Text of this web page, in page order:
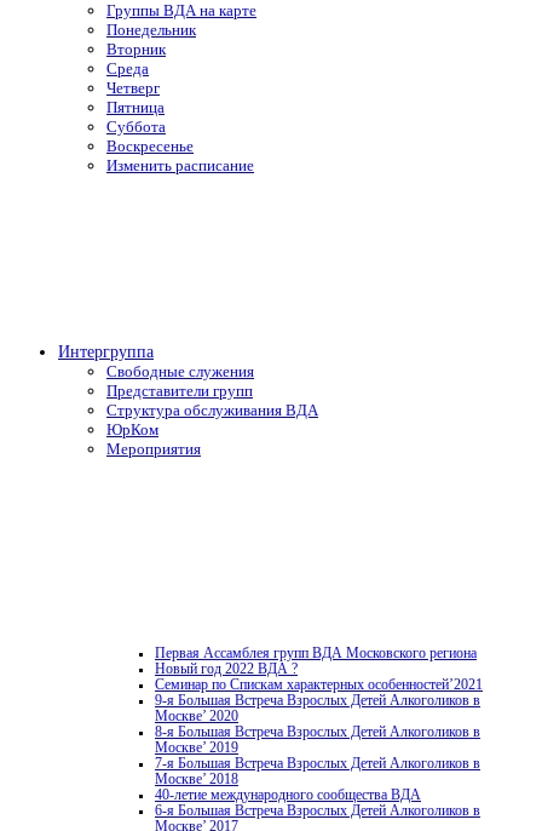
Группы ВДА на карте
Понедельник
Вторник
Среда
Четверг
Пятница
Суббота
Воскресенье
Изменить расписание
Интергруппа
Свободные служения
Представители групп
Структура обслуживания ВДА
ЮрКом
Мероприятия
Первая Ассамблея групп ВДА Московского региона
Новый год 2022 ВДА ?
Семинар по Спискам характерных особенностей’2021
9-я Большая Встреча Взрослых Детей Алкоголиков в
Москве’ 2020
8-я Большая Встреча Взрослых Детей Алкоголиков в
Москве’ 2019
7-я Большая Встреча Взрослых Детей Алкоголиков в
Москве’ 2018
40-летие международного сообщества ВДА
6-я Большая Встреча Взрослых Детей Алкоголиков в
Москве’ 2017